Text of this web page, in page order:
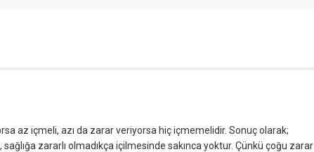
az içmeli, azı da zarar veriyorsa hiç içmemelidir. Sonuç olarak;
zararlı olmadıkça içilmesinde sakınca yoktur. Çünkü çoğu zarar